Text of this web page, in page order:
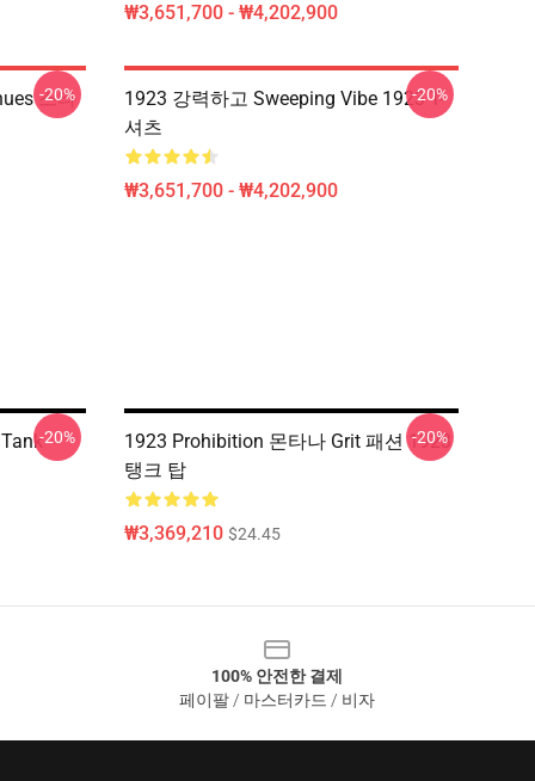
₩3,651,700 - ₩4,202,900
스타
-20%
1923 강력하고 Sweeping Vibe 1923 T-
셔츠
₩3,651,700 - ₩4,202,900
-20%
-20%
1923 Prohibition 몬타나 Grit 패션 1923
탱크 탑
₩3,369,210 $24.45
-20%
100% 안전한 결제
페이팔 / 마스터카드 / 비자